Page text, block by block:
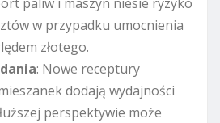
w przypadku umocnienia
złotego.
: Nowe receptury
dodają wydajności
perspektywie może